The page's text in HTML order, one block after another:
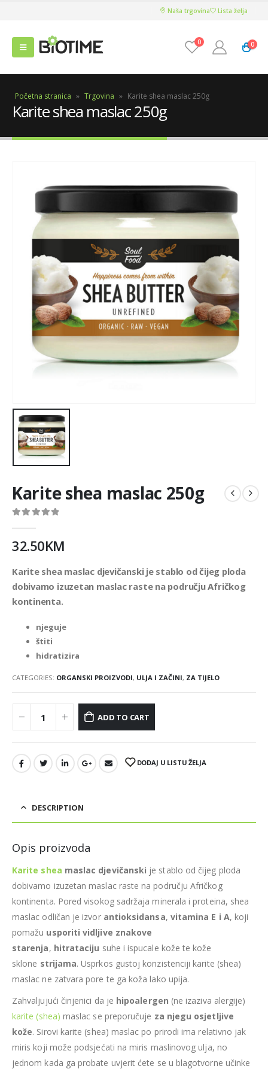
Naša trgovina Lista želja
0 0
Početna stranica » Trgovina » Karite shea maslac 250g
Karite shea maslac 250g
Karite shea maslac 250g
32.50KM
Karite shea maslac djevičanski je stablo od čijeg ploda
dobivamo izuzetan maslac raste na području Afričkog
kontinenta.
njeguje
štiti
hidratizira
CATEGORIES: ORGANSKI PROIZVODI, ULJA I ZAČINI, ZA TIJELO
ADD TO CART
DODAJ U LISTU ŽELJA
DESCRIPTION
Opis proizvoda
Karite shea maslac djevičanski je stablo od čijeg ploda
dobivamo izuzetan maslac raste na području Afričkog
kontinenta. Pored visokog sadržaja minerala i proteina, shea
maslac odličan je izvor antioksidansa, vitamina E i A, koji
pomažu usporiti vidljive znakove
starenja, hitrataciju suhe i ispucale kože te kože
sklone strijama. Usprkos gustoj konzistenciji karite (shea)
maslac ne zatvara pore te ga koža lako upija.
Zahvaljujući činjenici da je hipoalergen (ne izaziva alergije)
karite (shea) maslac se preporučuje za njegu osjetljive
kože. Sirovi karite (shea) maslac po prirodi ima relativno jak
miris koji može podsjećati na miris maslinovog ulja, no
jednom kada ga probate uvjerit ćete se u blagotvorne učinke